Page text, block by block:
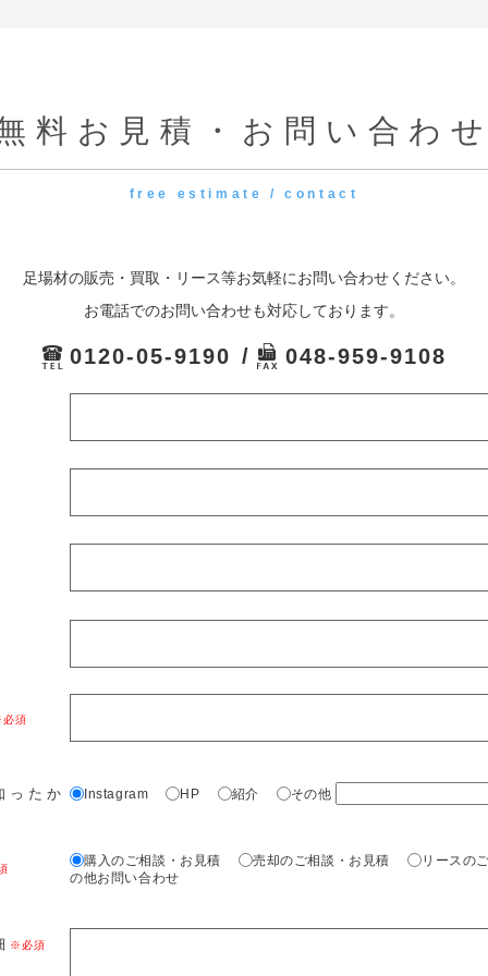
料お見積・お問い合わ
free estimate / contact
足場材の販売・買取・リース等お気軽にお問い合わせください。
お電話でのお問い合わせも対応しております。
0120-05-9190 048-959-9108
ったか Instagram HP 紹介 その他
購入のご相談・お見積 売却のご相談・お見積
リースの
の他お問い合わせ